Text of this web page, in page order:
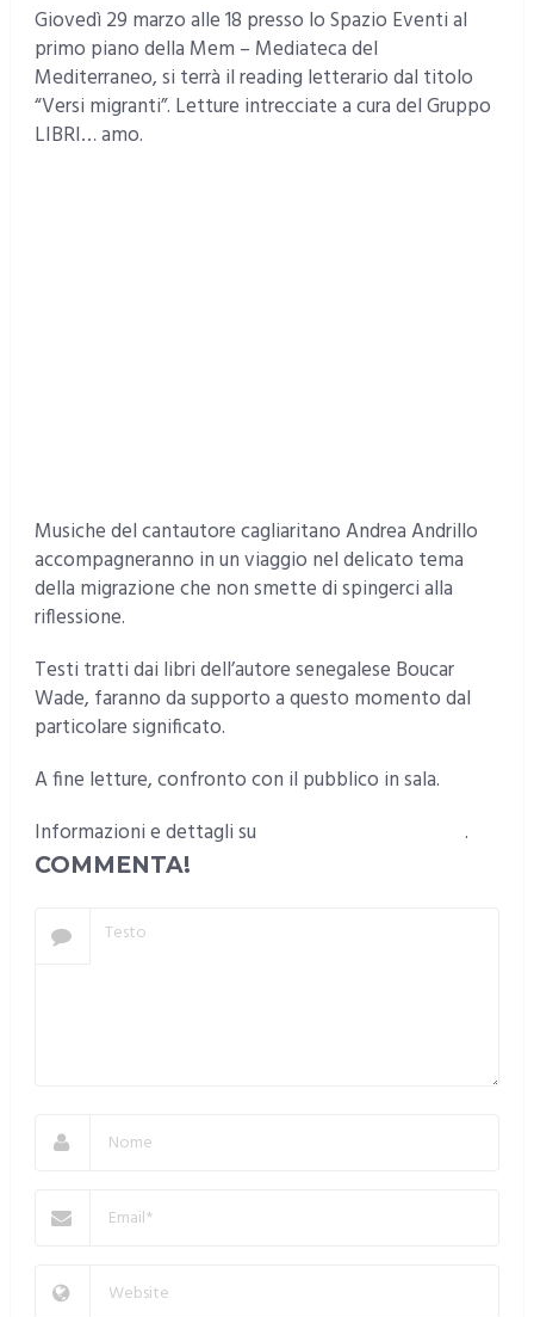
Giovedì 29 marzo alle 18 presso lo Spazio Eventi al
primo piano della Mem – Mediateca del
Mediterraneo, si terrà il reading letterario dal titolo
“Versi migranti”. Letture intrecciate a cura del Gruppo
LIBRI… amo.
Musiche del cantautore cagliaritano Andrea Andrillo
accompagneranno in un viaggio nel delicato tema
della migrazione che non smette di spingerci alla
riflessione.
Testi tratti dai libri dell’autore senegalese Boucar
Wade, faranno da supporto a questo momento dal
particolare significato.
A fine letture, confronto con il pubblico in sala.
Informazioni e dettagli su
.
COMMENTA!